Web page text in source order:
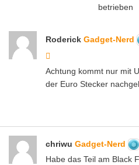
betrieben
Roderick Gadget-Nerd
Achtung kommt nur mit
der Euro Stecker
chriwu Gadget-Nerd
Habe das Teil am Black